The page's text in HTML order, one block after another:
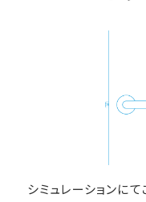
シミュレーションに